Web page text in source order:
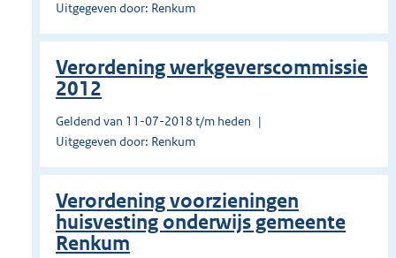
Uitgegeven door: Renkum
Verordening werkgeverscommissie
2012
Geldend van 11-07-2018 t/m heden
Uitgegeven door: Renkum
Verordening voorzieningen
huisvesting onderwijs gemeente
Renkum